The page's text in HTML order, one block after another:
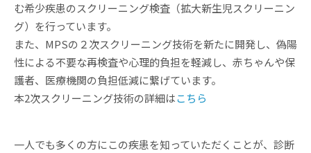
む希少疾患のスクリーニング検査（拡大新生児スクリーニン
グ）を行っています。
また、MPSの２次スクリーニング技術を新たに開発し、偽陽
性による不要な再検査や心理的負担を軽減し、赤ちゃんや保
護者、医療機関の負担低減に繋げています。
本2次スクリーニング技術の詳細はこちら
一人でも多くの方にこの疾患を知っていただくことが、診断